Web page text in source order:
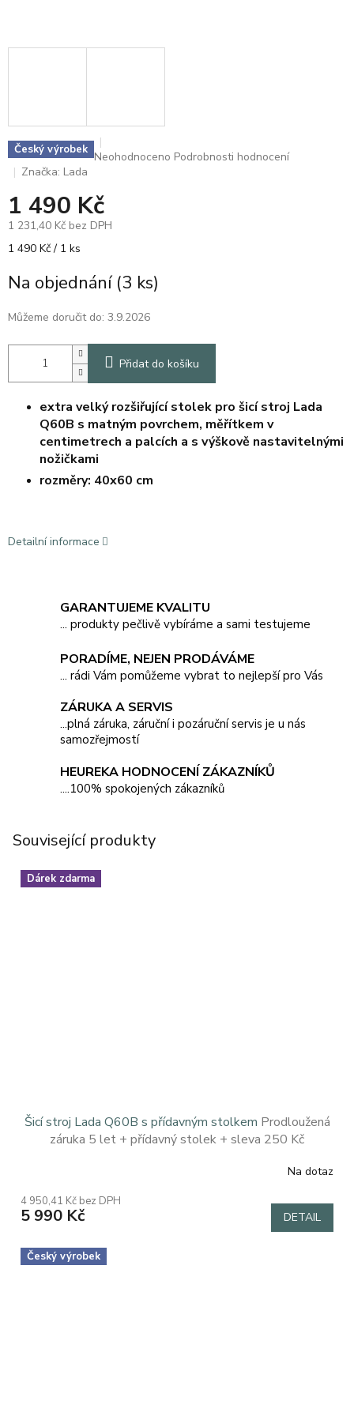
Český výrobek Průměrné
je
0,0
z
Neohodnoceno Podrobnosti hodnocení
Značka: Lada
1 490 Kč
1 231,40 Kč bez DPH
Měrná
1 490 Kč / 1 ks
Na objednání (3 ks)
Můžeme doručit do: 3.9.2026
Přidat do košíku
extra velký rozšiřující stolek pro šicí stroj Lada
Q60B s matným povrchem, měřítkem v
centimetrech a palcích a s výškově nastavitelnými
nožičkami
rozměry: 40x60 cm
Detailní informace
GARANTUJEME KVALITU
... produkty pečlivě vybíráme a sami testujeme
PORADÍME, NEJEN PRODÁVÁME
... rádi Vám pomůžeme vybrat to nejlepší pro Vás
ZÁRUKA A SERVIS
...plná záruka, záruční i pozáruční servis je u nás
samozřejmostí
HEUREKA HODNOCENÍ ZÁKAZNÍKŮ
....100% spokojených zákazníků
Související produkty
Dárek zdarma
Šicí stroj Lada Q60B s přídavným stolkem Prodloužená
záruka 5 let + přídavný stolek + sleva 250 Kč
produktu
je
z
5
Na dotaz
4 950,41 Kč bez DPH
5 990 Kč DETAIL
Český výrobek